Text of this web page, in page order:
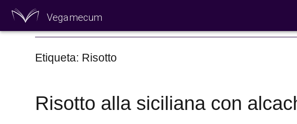
Vegamecum
Etiqueta: Risotto
Risotto alla siciliana con